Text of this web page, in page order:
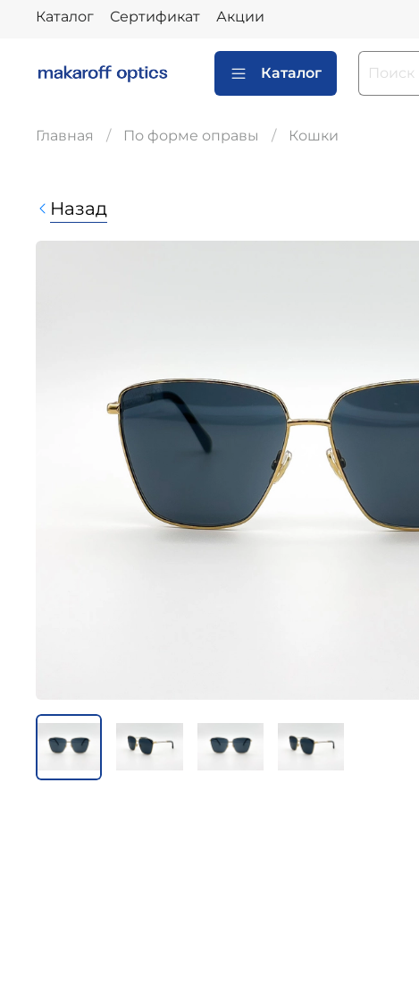
Каталог Сертификат Акции
Каталог
Главная По форме оправы Кошки
Назад